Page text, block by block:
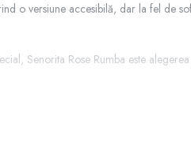
o versiune accesibilă, dar la fel de
Senorita Rose Rumba este
cu accente delicate care reflectă